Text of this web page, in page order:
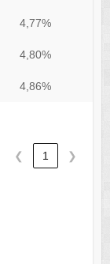
4,77%
4,80%
4,86%
❮ 1 ❯